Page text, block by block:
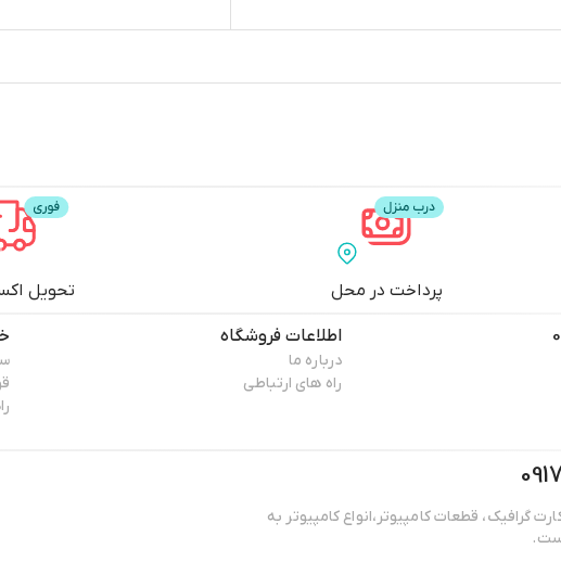
پرداخت در محل تحویل
اطلاعات فروشگاه
درباره ما
راه های ارتباطی
گرافیک، قطعات کامپیوتر،انواع کامپیوتر به